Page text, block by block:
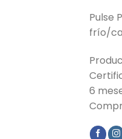
Pulse
frío/
6